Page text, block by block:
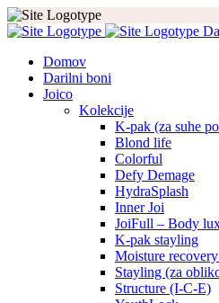
Domov
Darilni boni
Joico
Kolekcije
K-pak (za suhe
Blond life
Colorful
Defy Demage
HydraSplash
Inner Joi
JoiFull – Body
K-pak stayling
Moisture
Stayling (za
Structure (I-C-E)